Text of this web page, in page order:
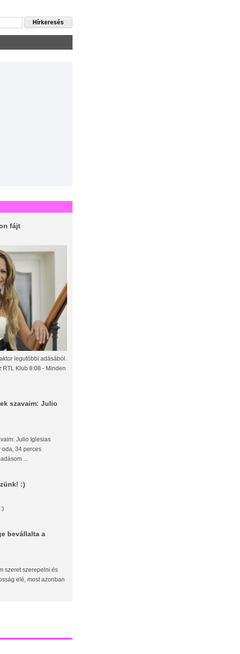
fájt
legutóbbi adásából.
RTL Klub 8:08 - Minden
szavaim: Julio
Julio Iglesias
34 perces
...
:)
bevállalta a
szeret szerepelni és
elé, most azonban